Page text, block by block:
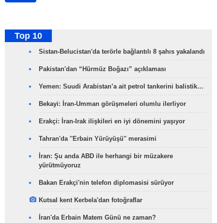
Top 10
Sistan-Belucistan'da terörle bağlantılı 8 şahıs yakalandı
Pakistan'dan “Hürmüz Boğazı” açıklaması
Yemen: Suudi Arabistan’a ait petrol tankerini balistik…
Bekayi: İran-Umman görüşmeleri olumlu ilerliyor
Erakçi: İran-Irak ilişkileri en iyi dönemini yaşıyor
Tahran'da ''Erbain Yürüyüşü'' merasimi
İran: Şu anda ABD ile herhangi bir müzakere
yürütmüyoruz
Bakan Erakçi'nin telefon diplomasisi sürüyor
Kutsal kent Kerbela'dan fotoğraflar
İran'da Erbain Matem Günü ne zaman?